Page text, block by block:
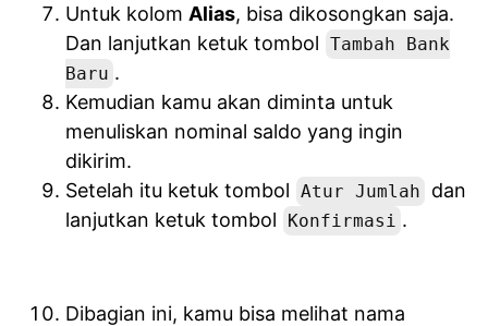
Untuk kolom Alias, bisa dikosongkan saja.
Dan lanjutkan ketuk tombol Tambah Bank
Baru .
Kemudian kamu akan diminta untuk
menuliskan nominal saldo yang ingin
dikirim.
Setelah itu ketuk tombol Atur Jumlah
dan
lanjutkan ketuk tombol
Konfirmasi .
Dibagian ini, kamu bisa melihat nama